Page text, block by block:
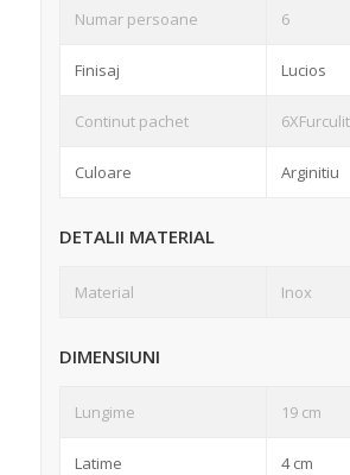
Numar persoane 6
Finisaj Lucios
Continut pachet
Culoare Arginitiu
DETALII MATERIAL
Material Inox
DIMENSIUNI
Lungime 19 cm
Latime 4 cm